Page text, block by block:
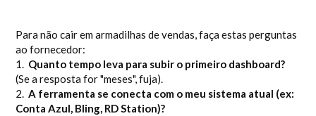
Para não cair em armadilhas de vendas, faça estas perguntas
ao fornecedor:
1. Quanto tempo leva para subir o primeiro dashboard?
(Se a resposta for "meses", fuja).
2.A ferramenta se conecta com o meu sistema atual (ex:
Conta Azul, Bling, RD Station)?